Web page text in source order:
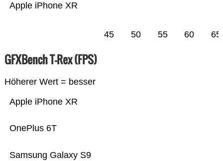
Apple iPhone XR
45 50 55 60 65
GFXBench T-Rex (FPS)
Höherer Wert = besser
Samsung Galaxy S9
OnePlus 6T
Apple iPhone XR